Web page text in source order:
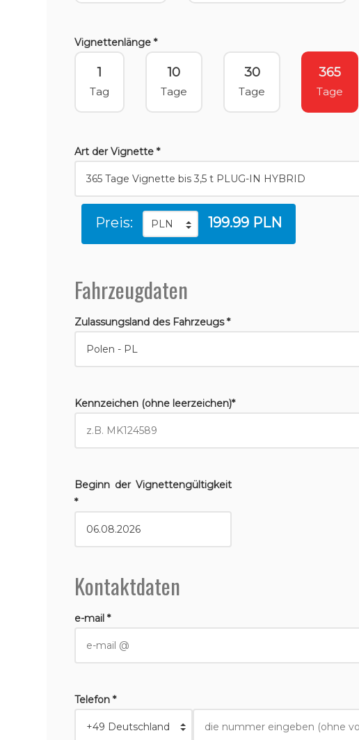
Vignettenlänge *
1
Tag
10
Tage
30
Tage
365
Tage
Art der Vignette *
Preis: 199.99 PLN
Fahrzeugdaten
Zulassungsland des Fahrzeugs *
Kennzeichen (ohne leerzeichen)*
Beginn der Vignettengültigkeit
*
Kontaktdaten
e-mail *
Telefon *